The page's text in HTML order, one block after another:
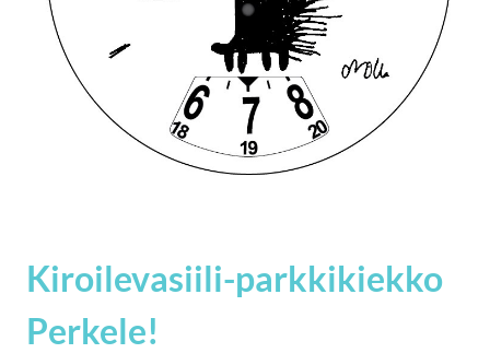
Kiroilevasiili-parkkikiekko
Perkele!